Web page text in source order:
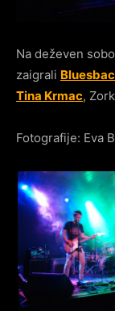
Na deževen
zaigrali
Tina Krmac,
Fotografije: Eva